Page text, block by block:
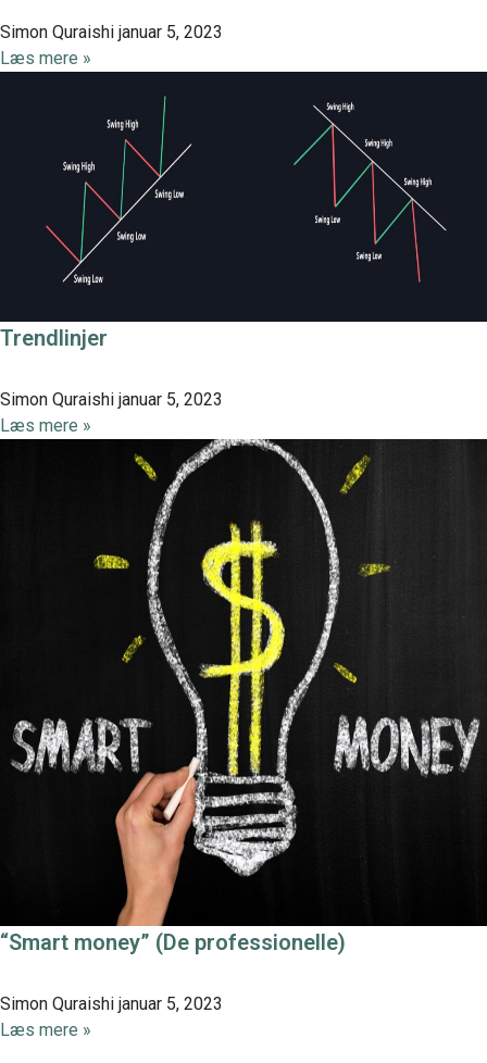
Simon Quraishi januar 5, 2023
Læs mere »
Trendlinjer
Simon Quraishi januar 5, 2023
Læs mere »
“Smart money” (De professionelle)
Simon Quraishi januar 5, 2023
Læs mere »